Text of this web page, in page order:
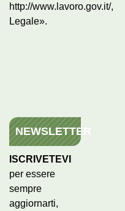
http://
Legale».
NEWSLETTER
ISCRIVETEVI
per essere
sempre
aggiornarti,